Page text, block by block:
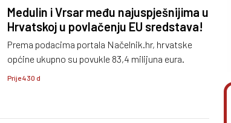
Medulin i Vrsar među najuspješnijima u
Hrvatskoj u povlačenju EU sredstava!
Prema podacima portala Načelnik.hr, hrvatske
općine ukupno su povukle 83,4 milijuna eura.
Prije 430 d